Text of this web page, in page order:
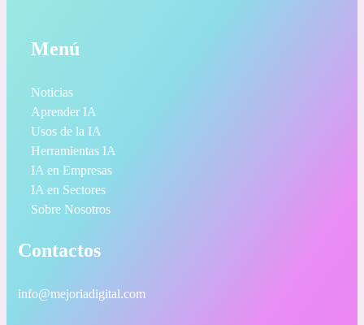
Menú
Noticias
Aprender IA
Usos de la IA
Herramientas IA
IA en Empresas
IA en Sectores
Sobre Nosotros
Contactos
info@mejoriadigital.com